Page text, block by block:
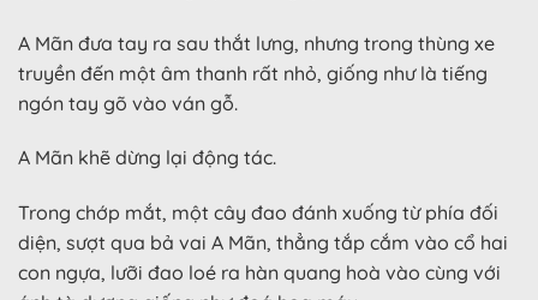
A Mãn đưa tay ra sau thắt lưng, nhưng trong thùng xe
truyền đến một âm thanh rất nhỏ, giống như là tiếng
ngón tay gõ vào ván gỗ.
A Mãn khẽ dừng lại động tác.
Trong chớp mắt, một cây đao đánh xuống từ phía đối
diện, sượt qua bả vai A Mãn, thẳng tắp cắm vào cổ hai
con ngựa, lưỡi đao loé ra hàn quang hoà vào cùng với